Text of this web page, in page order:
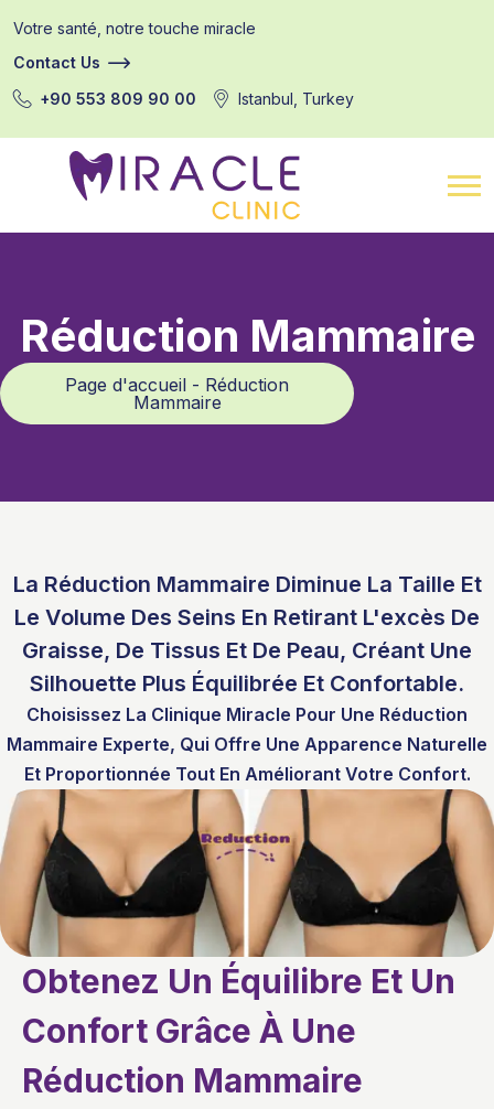
Votre santé, notre touche miracle
Contact Us
+90 553 809 90 00
Istanbul, Turkey
Réduction Mammaire
Page d'accueil - Réduction
Mammaire
La Réduction Mammaire Diminue La Taille Et
Le Volume Des Seins En Retirant L'excès De
Graisse, De Tissus Et De Peau, Créant Une
Silhouette Plus Équilibrée Et Confortable.
Choisissez La Clinique Miracle Pour Une Réduction
Mammaire Experte, Qui Offre Une Apparence Naturelle
Et Proportionnée Tout En Améliorant Votre Confort.
Obtenez Un Équilibre Et Un
Confort Grâce À Une
Réduction Mammaire